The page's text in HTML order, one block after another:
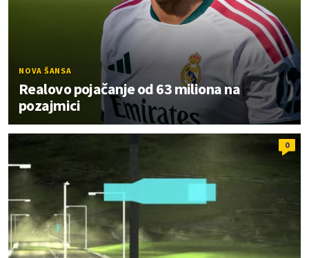
NOVA ŠANSA
Realovo pojačanje od 63 miliona na
pozajmici
0